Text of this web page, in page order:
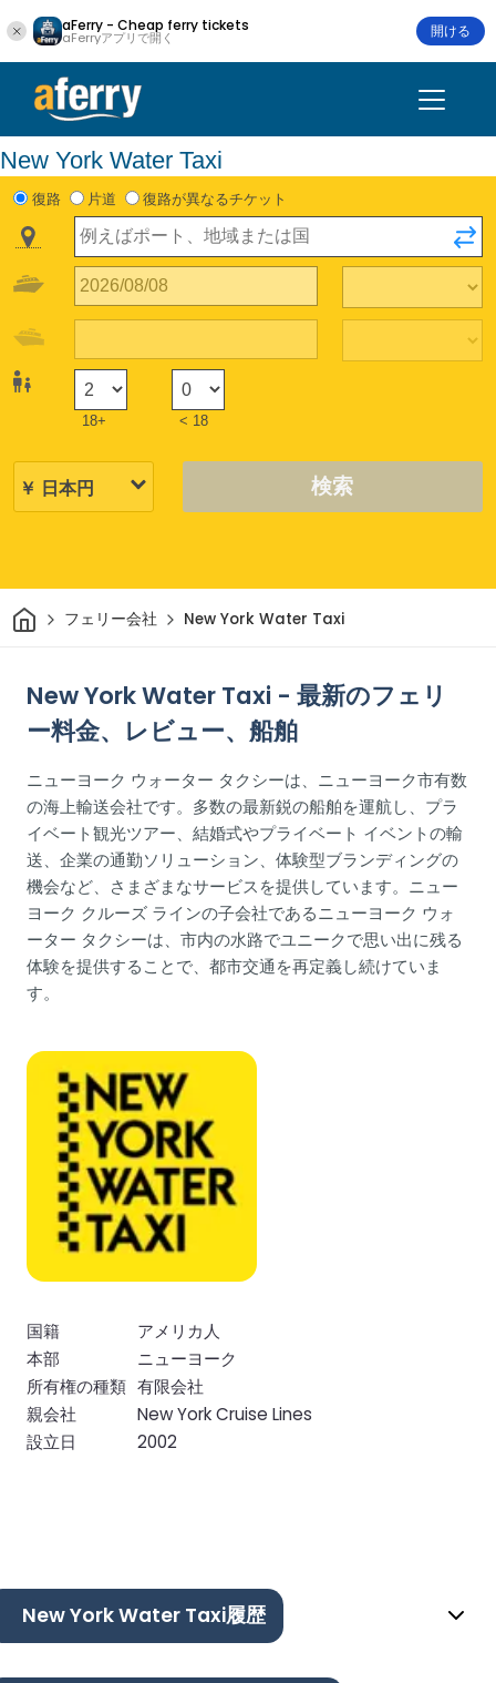
aFerry - Cheap ferry tickets
aFerryアプリで開く 開ける
New York Water Taxi
復路 片道 復路が異なるチケット
18+ < 18
検索
家 フェリー会社 New York Water Taxi
New York Water Taxi - 最新のフェリ
ー料金、レビュー、船舶
ニューヨーク ウォーター タクシーは、ニューヨーク市有数
の海上輸送会社です。多数の最新鋭の船舶を運航し、プラ
イベート観光ツアー、結婚式やプライベート イベントの輸
送、企業の通勤ソリューション、体験型ブランディングの
機会など、さまざまなサービスを提供しています。ニュー
ヨーク クルーズ ラインの子会社であるニューヨーク ウォ
ーター タクシーは、市内の水路でユニークで思い出に残る
体験を提供することで、都市交通を再定義し続けていま
す。
国籍
アメリカ人
本部
ニューヨーク
所有権の種類 有限会社
親会社
New York Cruise Lines
設立日
2002
New York Water Taxi履歴